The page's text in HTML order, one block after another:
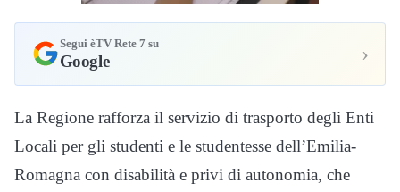
Segui èTV Rete 7 su
Google ›
La Regione rafforza il servizio di trasporto degli Enti
Locali per gli studenti e le studentesse dell’Emilia-
Romagna con disabilità e privi di autonomia, che